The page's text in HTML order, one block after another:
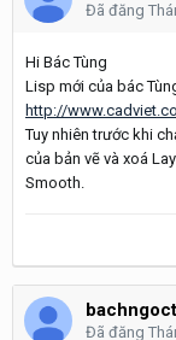
Đã đăng
Hi Bác Tùng
Lisp mới của bác
http://
Tuy nhiên trước khi
của bản vẽ và xoá
Smooth.
Đã đăng